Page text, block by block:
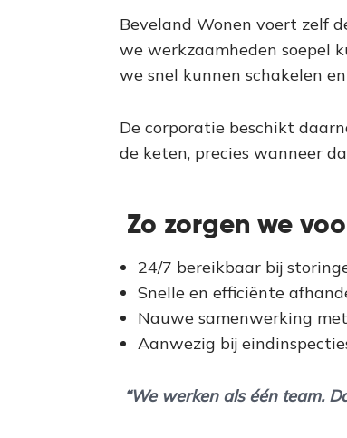
Beveland Wonen voert zelf
we werkzaamheden soepel
we snel kunnen schakelen
De corporatie beschikt
de keten, precies wanneer
Zo zorgen we
24/7 bereikbaar bij
Snelle en efficiënte
Nauwe samenwerking
Aanwezig bij
“We werken als één team.